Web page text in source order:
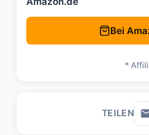
Bei
*
TEILEN